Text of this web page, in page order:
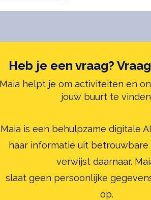
Heb je een vraag?
Maia helpt je om activiteiten en
jouw buurt te
Maia is een behulpzame digitale
haar informatie uit
verwijst daarnaar.
slaat geen persoonlijke
op.